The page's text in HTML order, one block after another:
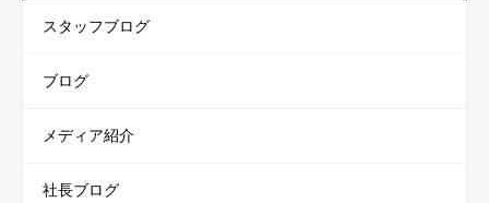
スタッフブログ
ブログ
メディア紹介
社長ブログ